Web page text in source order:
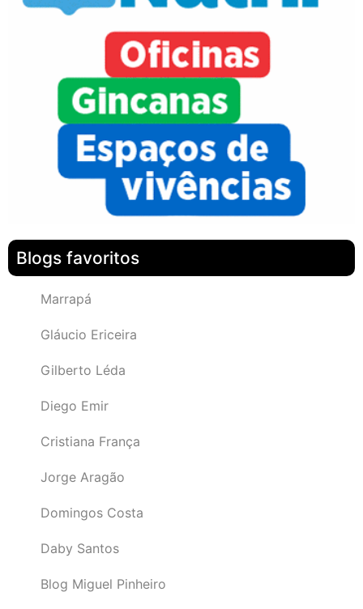
Blogs favoritos
Marrapá
Gláucio Ericeira
Gilberto Léda
Diego Emir
Cristiana França
Jorge Aragão
Domingos Costa
Daby Santos
Blog Miguel Pinheiro